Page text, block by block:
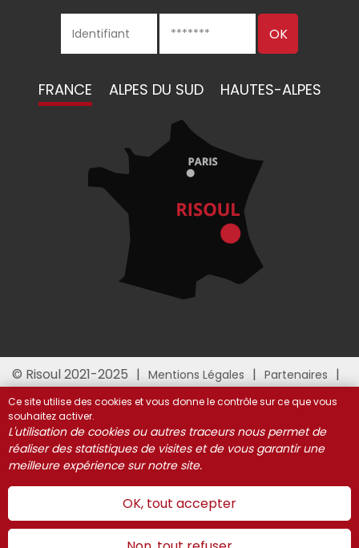
FRANCE ALPES DU SUD HAUTES-ALPES
© Risoul 2021-2025 Mentions Légales
Partenaires
Ce site utilise des cookies et vous donne le contrôle sur ce que vous
souhaitez activer.
L'utilisation de cookies ou autres traceurs nous permet de
réaliser des statistiques de visites et de vous garantir une
meilleure expérience sur notre site.
OK, tout accepter